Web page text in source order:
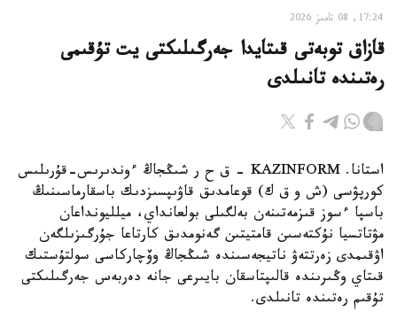
17:24, 08 تامىز 2026
قازاق توبەتى قىتايدا جەرگىلىكتى يت تۇقىمى
رەتىندە تانىلدى
استانا. KAZINFORM – ق ح ر شىڭجاڭ ءوندىرىس-قۇرىلىس
كورپۋسى (ش و ق ك) قوعامدىق قاۋىپسىزدىك باسقارماسىنىڭ
باسپا ءسوز قىزمەتىنەن بەلگىلى بولعانداي، ميلليونداعان
مۋتاتسيا نۇكتەسىن قامتيتىن گەنومدىق كارتاعا جۇرگىزىلگەن
اۋقىمدى زەرتتەۋ ناتيجەسىندە شىڭجاڭ وۆچاركاسى سولتۇستىك
قىتاي وڭىرىندە قالىپتاسقان بايىرعى جانە دەربەس جەرگىلىكتى
تۇقىم رەتىندە تانىلدى.